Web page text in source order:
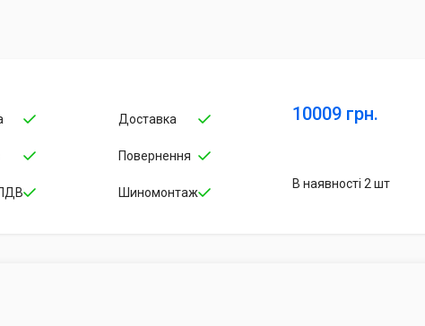
Доставка
Повернення
Шиномонтаж
10009 грн.
В наявності 2 шт